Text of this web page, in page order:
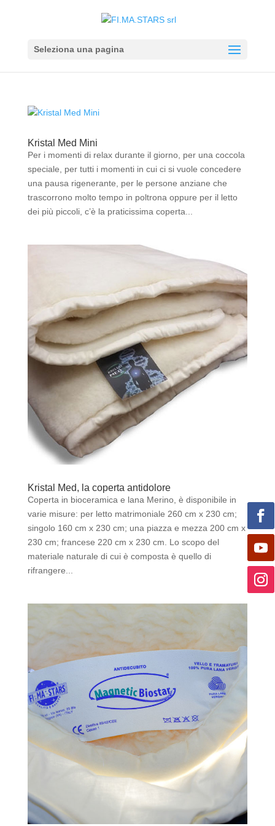
Seleziona una pagina
Kristal Med Mini
Per i momenti di relax durante il giorno, per una coccola
speciale, per tutti i momenti in cui ci si vuole concedere
una pausa rigenerante, per le persone anziane che
trascorrono molto tempo in poltrona oppure per il letto
dei più piccoli, c’è la praticissima coperta...
Kristal Med, la coperta antidolore
Coperta in bioceramica e lana Merino, è disponibile in
varie misure: per letto matrimoniale 260 cm x 230 cm;
singolo 160 cm x 230 cm; una piazza e mezza 200 cm x
230 cm; francese 220 cm x 230 cm. Lo scopo del
materiale naturale di cui è composta è quello di
rifrangere...